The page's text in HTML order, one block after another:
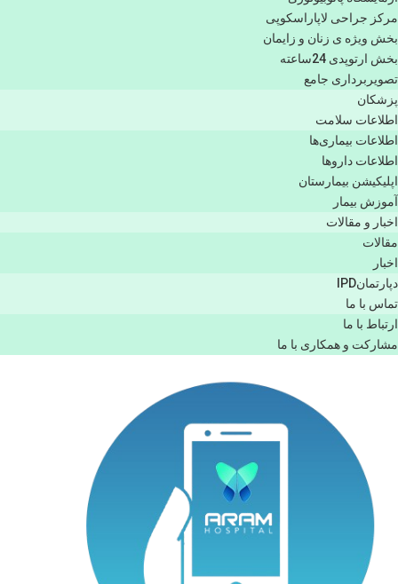
مرکز جراحی لاپاراسکوپی
بخش ویژه ی زنان و زایمان
بخش ارتوپدی 24ساعته
تصویربرداری جامع
پزشكان
اطلاعات سلامت
اطلاعات بیماری‌ها
اطلاعات دارو‌ها
اپليكيشن بيمارستان
آموزش بیمار
اخبار و مقالات
مقالات
اخبار
دپارتمانIPD
تماس با ما
ارتباط با ما
مشاركت و همكاری با ما